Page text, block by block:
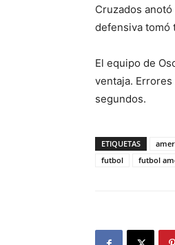
Cruzados
defensiva tomó
El equipo de
ventaja.
segundos.
ETIQUETAS
futbol
futbol